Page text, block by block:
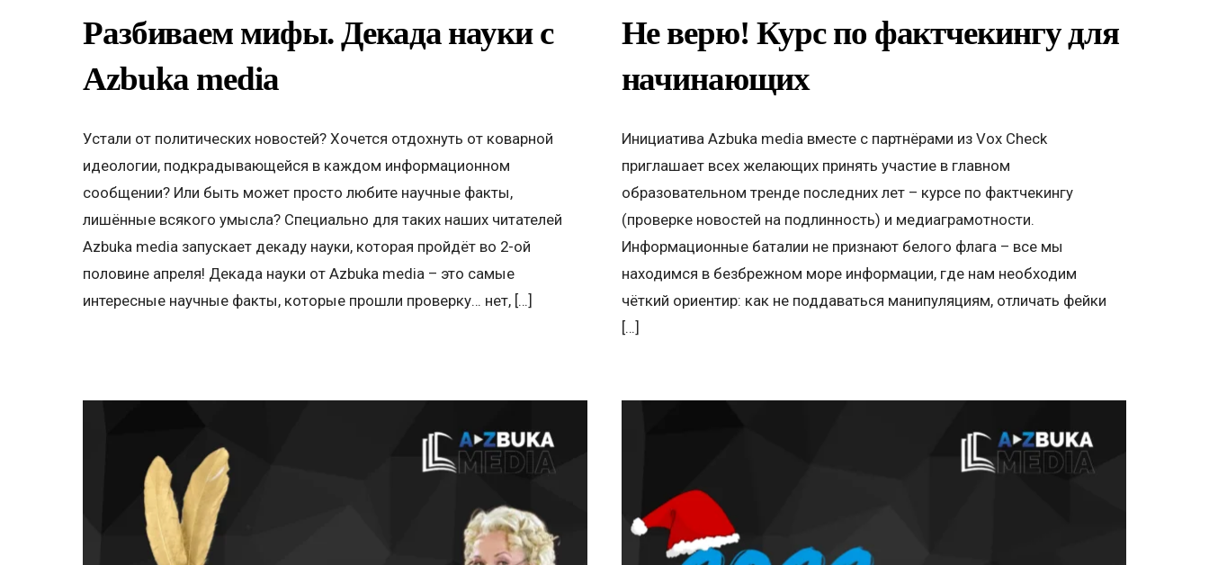
Разбиваем мифы. Декада науки с
Azbuka media
Устали от политических новостей? Хочется отдохнуть от коварной
идеологии, подкрадывающейся в каждом информационном
сообщении? Или быть может просто любите научные факты,
лишённые всякого умысла? Специально для таких наших читателей
Azbuka media запускает декаду науки, которая пройдёт во 2-ой
половине апреля! Декада науки от Azbuka media – это самые
интересные научные факты, которые прошли проверку… нет, […]
Не верю! Курс по фактчекингу для
начинающих
Инициатива Azbuka media вместе с партнёрами из Vox Check
приглашает всех желающих принять участие в главном
образовательном тренде последних лет – курсе по фактчекингу
(проверке новостей на подлинность) и медиаграмотности.
Информационные баталии не признают белого флага – все мы
находимся в безбрежном море информации, где нам необходим
чёткий ориентир: как не поддаваться манипуляциям, отличать фейки
[…]